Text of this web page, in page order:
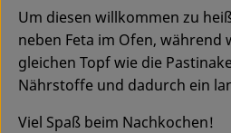
Um diesen willkommen zu
neben Feta im Ofen,
gleichen Topf wie die
Nährstoffe und dadurch ein
Viel Spaß beim Nachkochen!